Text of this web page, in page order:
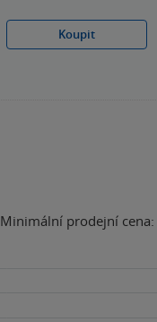
Koupit
Minimální prodejní cena: